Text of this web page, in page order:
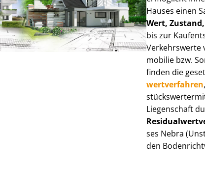
Hauses einen
Wert,
bis zur
Verkehrswerte
mo­bi­lie bzw.
finden die
wert­ver­fah­ren,
Liegenschaft
ses Nebra
den